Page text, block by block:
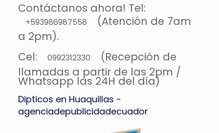
Contáctanos ahora! Tel:
+593986987558
(Atención de 7am
a 2pm).
Cel:
0992312330
(Recepción de
llamadas a partir de las 2pm /
Whatsapp las 24H del día)
Dipticos en Huaquillas -
agenciadepublicidadecuador